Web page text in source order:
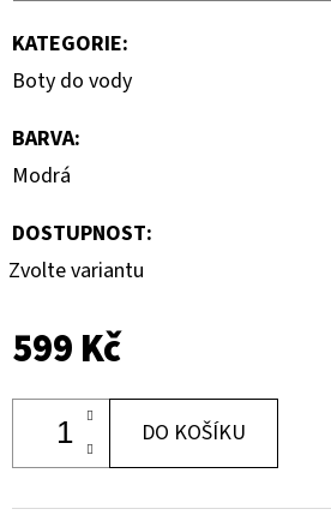
KATEGORIE:
Boty do vody
BARVA:
Modrá
DOSTUPNOST:
Zvolte variantu
599 Kč
DO KOŠÍKU